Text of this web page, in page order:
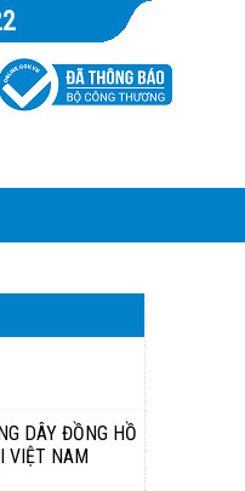
DÂY ĐỒNG HỒ
VIỆT NAM